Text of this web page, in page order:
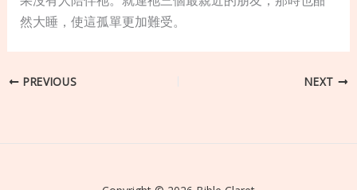
然大睡，使這孤單更加難受。
PREVIOUS NEXT